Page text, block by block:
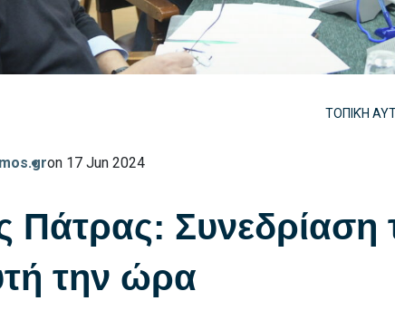
ΤΟΠΙΚΉ
on 17 Jun 2024
Πάτρας: Συνεδρίαση
την ώρα